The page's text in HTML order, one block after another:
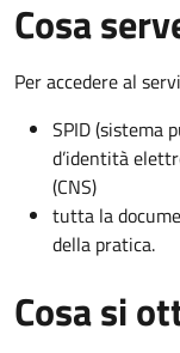
Cosa
Per accedere al
SPID (sistema
d’identità
(CNS)
tutta la
della pratica.
Cosa si